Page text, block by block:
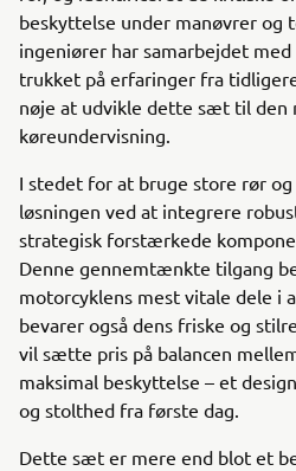
beskyttelse under manøvrer og
ingeniører har samarbejdet
trukket på erfaringer fra
nøje at udvikle dette sæt til den
køreundervisning.
I stedet for at bruge store rør
løsningen ved at integrere
strategisk forstærkede
Denne gennemtænkte tilgang
motorcyklens mest vitale dele i
bevarer også dens friske og
vil sætte pris på balancen
maksimal beskyttelse – et
og stolthed fra første dag.
Dette sæt er mere end blot et